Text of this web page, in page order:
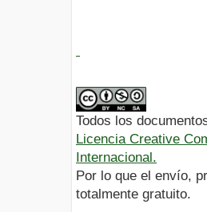
Todos los
Licencia Creative
Internacional.
Por lo que el envío,
totalmente gratuito.